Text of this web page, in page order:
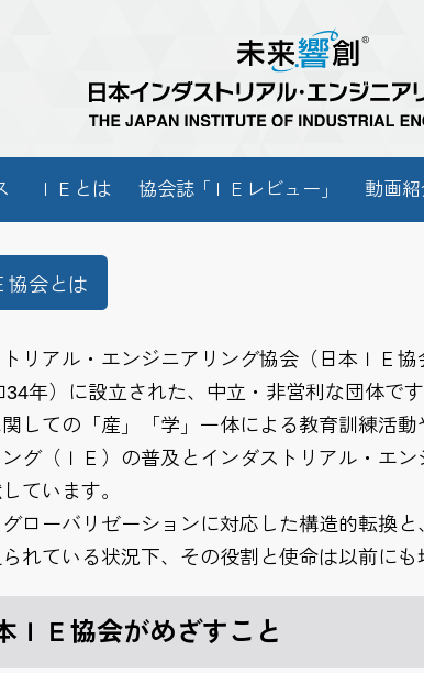
ＩＥとは 協会誌「 ＩＥレビュー 」 動画
協会とは
トリアル・エンジニアリング協会（日本ＩＥ
年）に設立された、中立・非営利な団体です
しての「産」「学」一体による教育訓練活
グ（ＩＥ）の普及とインダストリアル・エ
ています。
ローバリゼーションに対応した構造的転換
れている状況下、その役割と使命は以前にも
ＩＥ協会がめざすこと